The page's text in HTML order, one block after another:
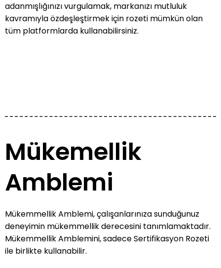
adanmışlığınızı vurgulamak, markanızı mutluluk
kavramıyla özdeşleştirmek için rozeti mümkün olan
tüm platformlarda kullanabilirsiniz.
Mükemellik
Amblemi
Mükemmellik Amblemi, çalışanlarınıza sunduğunuz
deneyimin mükemmellik derecesini tanımlamaktadır.
Mükemmellik Amblemini, sadece Sertifikasyon Rozeti
ile birlikte kullanabilir.